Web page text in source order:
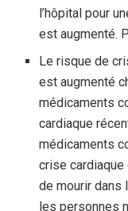
l’hôpital pour
est augmenté.
Le risque de
est augmenté
médicaments
cardiaque
médicaments
crise
de mourir dans
les personnes